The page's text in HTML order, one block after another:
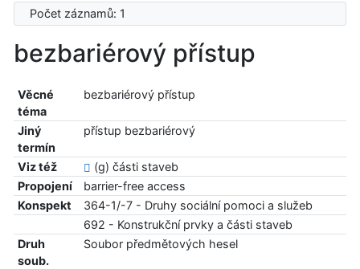
Počet záznamů: 1
bezbariérový přístup
Věcné
téma
bezbariérový přístup
Jiný
termín
přístup bezbariérový
Viz též
(g) části staveb
Propojení
barrier-free access
Konspekt
364-1/-7 - Druhy sociální pomoci a služeb
692 - Konstrukční prvky a části staveb
Druh
soub.
Soubor předmětových hesel